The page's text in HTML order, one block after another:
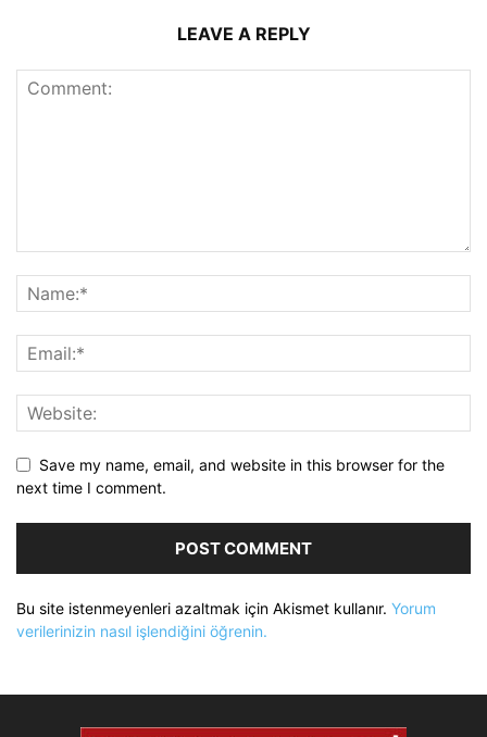
LEAVE A REPLY
Save my name, email, and website in this browser for the
next time I comment.
Bu site istenmeyenleri azaltmak için Akismet kullanır. Yorum
verilerinizin nasıl işlendiğini öğrenin.